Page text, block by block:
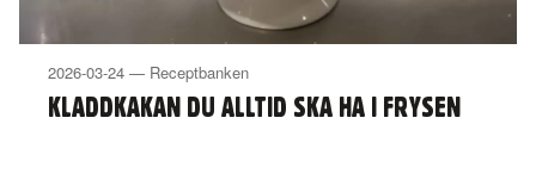
2026-03-24 — Receptbanken
KLADDKAKAN DU ALLTID SKA HA I FRYSEN